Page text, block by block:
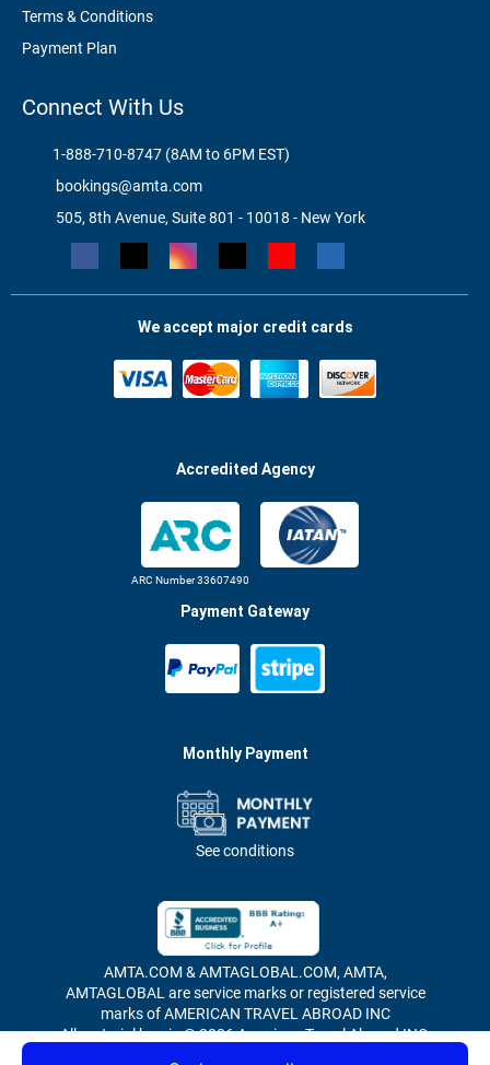
Terms & Conditions
Payment Plan
Connect With Us
1-888-710-8747 (8AM to 6PM EST)
bookings@amta.com
505, 8th Avenue, Suite 801 - 10018 - New York
We accept major credit cards
Accredited Agency
ARC Number 33607490
Payment Gateway
Monthly Payment
See conditions
AMTA.COM & AMTAGLOBAL.COM, AMTA,
AMTAGLOBAL are service marks or registered service
marks of AMERICAN TRAVEL ABROAD INC
All material herein © 2026 American Travel Abroad INC,